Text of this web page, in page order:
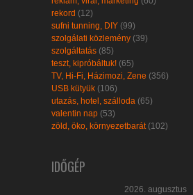
rekord (12)
sufni tunning, DIY (99)
szolgálati közlemény (39)
szolgáltatás (85)
teszt, kipróbáltuk! (65)
TV, Hi-Fi, Házimozi, Zene (356)
USB kütyük (106)
utazás, hotel, szálloda (65)
valentin nap (53)
zöld, öko, környezetbarát(102)
IDŐGÉP
2026. augusztus